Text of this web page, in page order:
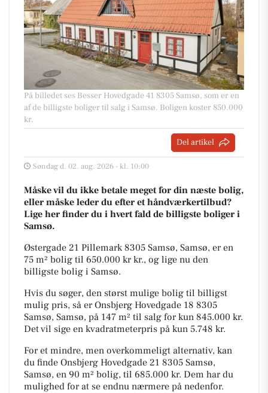
På billedet ses Besser Hovedgade 41 8305 Samsø, som er en
af de billigste boliger til salg i Samsø. Boligen koster 850.000
kr.
Del artikel
Søndag d. 02. aug. 2026 - kl. 10:00
Måske vil du ikke betale meget for din næste bolig,
eller måske leder du efter et håndværkertilbud?
Lige her finder du i hvert fald de billigste boliger i
Samsø.
Østergade 21 Pillemark 8305 Samsø, Samsø, er en
75 m² bolig til 650.000 kr kr., og lige nu den
billigste bolig i Samsø.
Hvis du søger, den størst mulige bolig til billigst
mulig pris, så er Onsbjerg Hovedgade 18 8305
Samsø, Samsø, på 147 m² til salg for kun 845.000 kr.
Det vil sige en kvadratmeterpris på kun 5.748 kr.
For et mindre, men overkommeligt alternativ, kan
du finde Onsbjerg Hovedgade 21 8305 Samsø,
Samsø, en 90 m² bolig, til 685.000 kr. Dem har du
mulighed for at se endnu nærmere på nedenfor.